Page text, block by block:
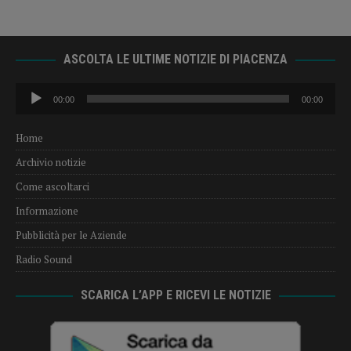
ASCOLTA LE ULTIME NOTIZIE DI PIACENZA
Audio
Player
00:00 00:00
Home
Archivio notizie
Come ascoltarci
Informazione
Pubblicità per le Aziende
Radio Sound
SCARICA L’APP E RICEVI LE NOTIZIE